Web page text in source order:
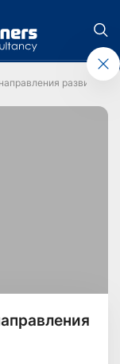
развития